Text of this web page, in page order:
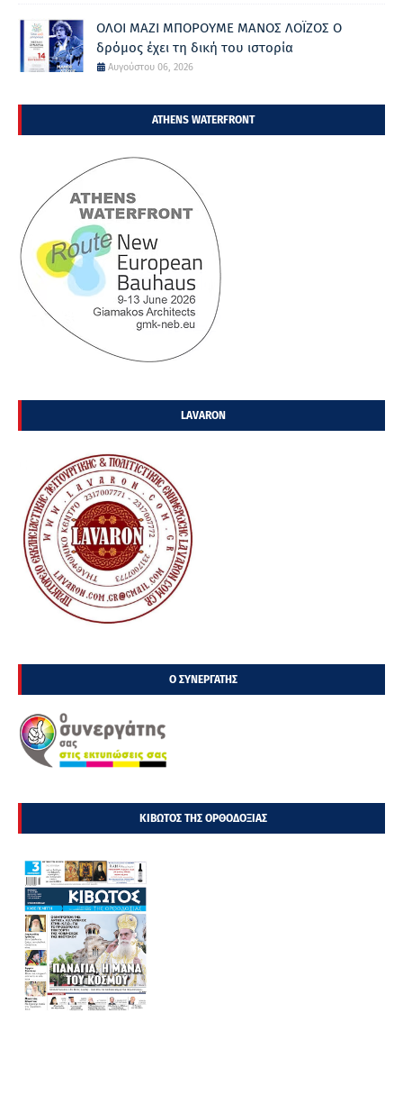
ΟΛΟΙ ΜΑΖΙ ΜΠΟΡΟΥΜΕ ΜΑΝΟΣ ΛΟΪΖΟΣ Ο
δρόμος έχει τη δική του ιστορία
Αυγούστου 06, 2026
ATHENS WATERFRONT
LAVARON
Ο ΣΥΝΕΡΓΑΤΗΣ
ΚΙΒΩΤΟΣ ΤΗΣ ΟΡΘΟΔΟΞΙΑΣ